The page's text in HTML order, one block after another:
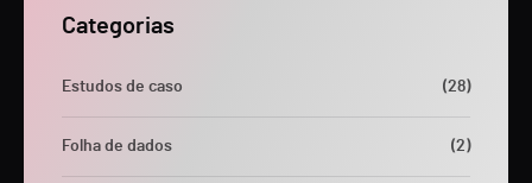
Categorias
Estudos de caso (28)
Folha de dados (2)